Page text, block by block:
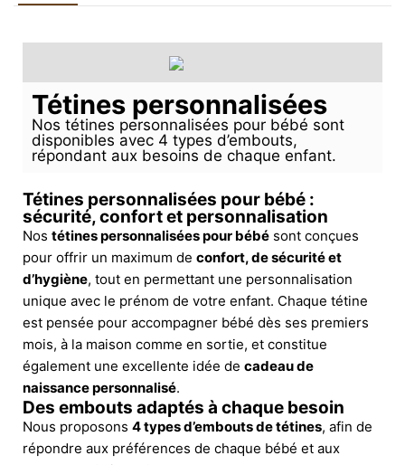
Tétines personnalisées
Nos tétines personnalisées pour bébé sont
disponibles avec 4 types d’embouts,
répondant aux besoins de chaque enfant.
Tétines personnalisées pour bébé :
sécurité, confort et personnalisation
Nos tétines personnalisées pour bébé sont conçues
pour offrir un maximum de confort, de sécurité et
d’hygiène, tout en permettant une personnalisation
unique avec le prénom de votre enfant. Chaque tétine
est pensée pour accompagner bébé dès ses premiers
mois, à la maison comme en sortie, et constitue
également une excellente idée de cadeau de
naissance personnalisé.
Des embouts adaptés à chaque besoin
Nous proposons 4 types d’embouts de tétines, afin de
répondre aux préférences de chaque bébé et aux